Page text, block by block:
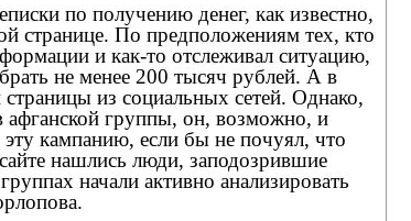
по получению денег, как известно,
странице. По предположениям тех, кто
и как-то отслеживал ситуацию,
не менее 200 тысяч рублей. А в
страницы из социальных сетей. Однако,
афганской группы, он, возможно, и
кампанию, если бы не почуял, что
нашлись люди, заподозрившие
начали активно анализировать